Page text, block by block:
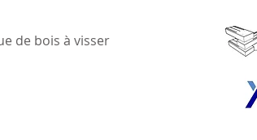
de bois à visser